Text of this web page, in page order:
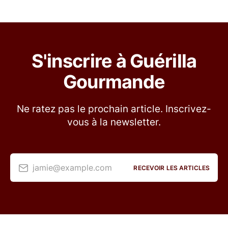
S'inscrire à Guérilla
Gourmande
Ne ratez pas le prochain article. Inscrivez-
vous à la newsletter.
jamie@example.com RECEVOIR LES ARTICLES